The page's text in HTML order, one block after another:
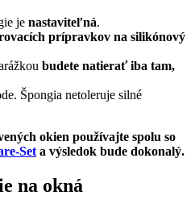
je nastaviteľná.
prípravkov na silikónový
budete natierať iba tam,
Špongia netoleruje silné
ok​ien používajte spolu so
Set a výsledok bude dokonalý.
na okná